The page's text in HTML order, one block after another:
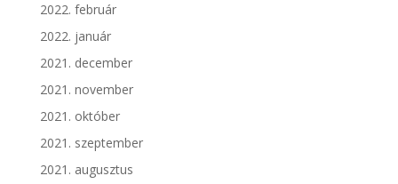
2022. február
2022. január
2021. december
2021. november
2021. október
2021. szeptember
2021. augusztus